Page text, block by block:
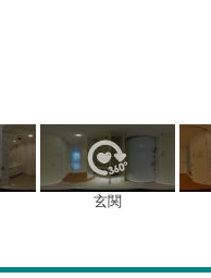
玄関